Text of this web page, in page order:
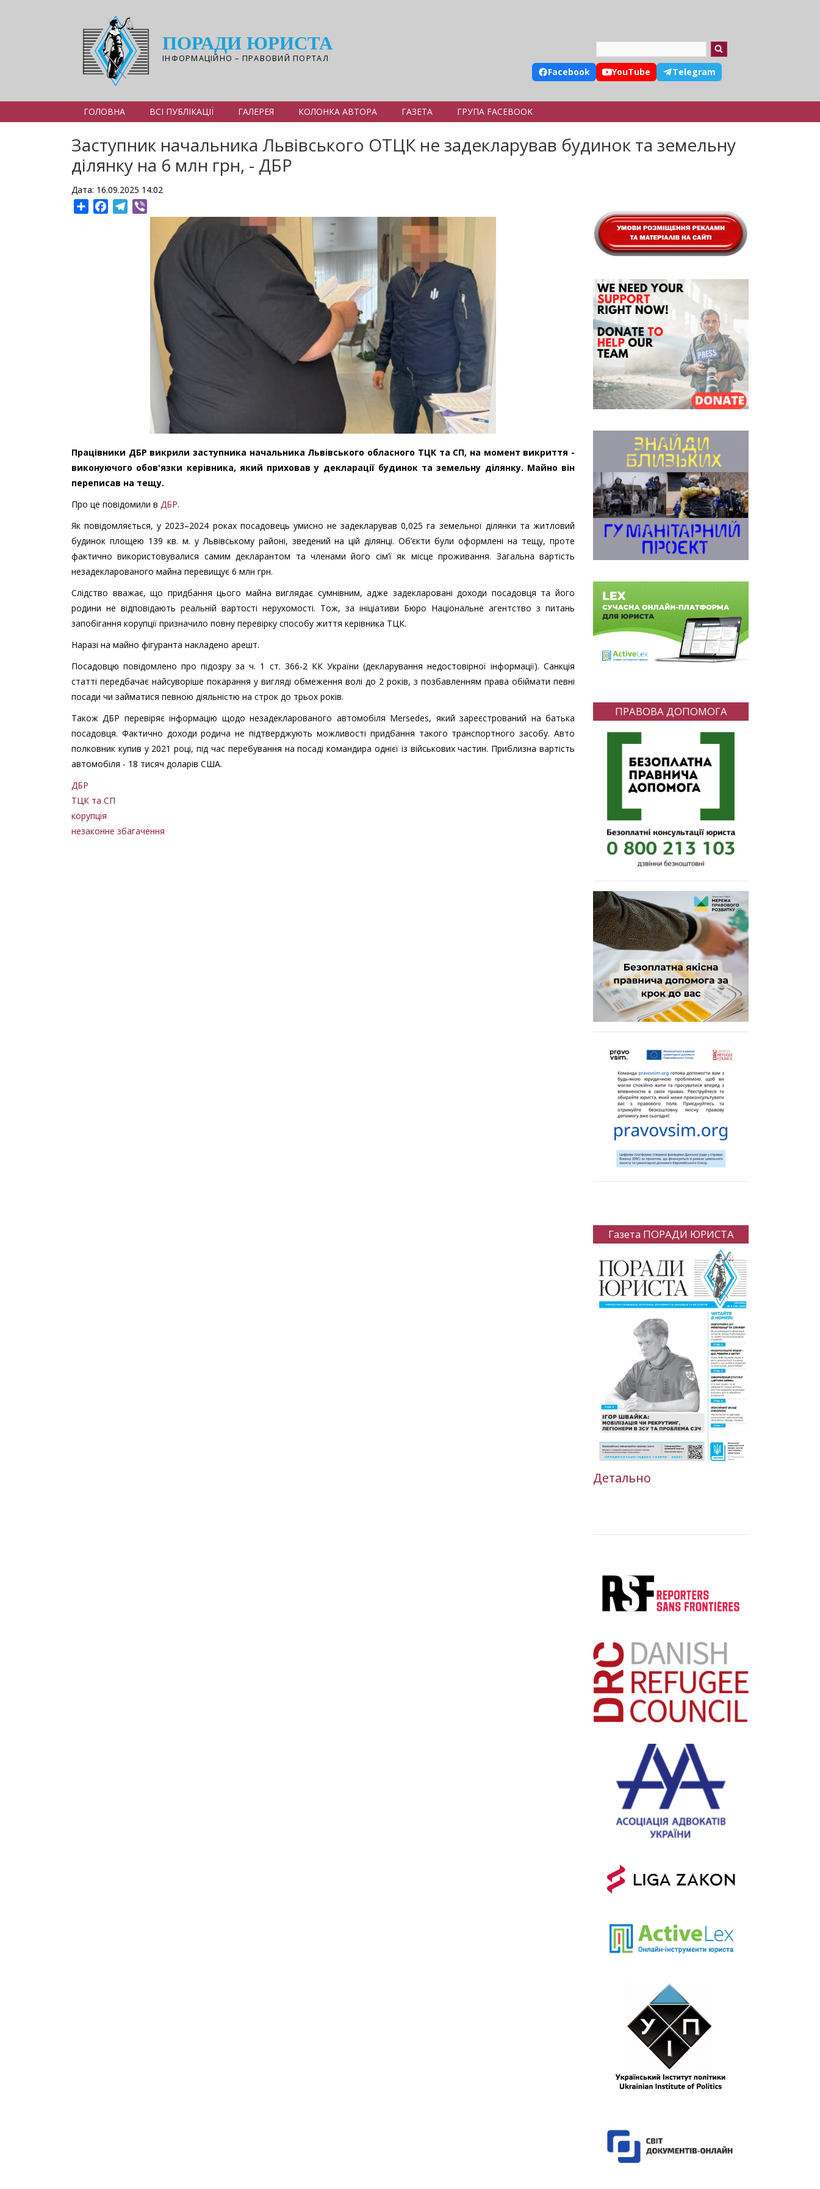
ПОРАДИ ЮРИСТА
ІНФОРМАЦІЙНО – ПРАВОВИЙ ПОРТАЛ
Facebook YouTube Telegram
ГОЛОВНА ВСІ ПУБЛІКАЦІЇ ГАЛЕРЕЯ КОЛОНКА АВТОРА ГАЗЕТА ГРУПА FACEBOOK
Заступник начальника Львівського ОТЦК не задекларував будинок та земельну
ділянку на 6 млн грн, - ДБР
Дата: 16.09.2025 14:02
ShareFacebookTelegram
Працівники ДБР викрили заступника начальника Львівського обласного ТЦК та СП, на момент викриття -
виконуючого обов'язки керівника, який приховав у декларації будинок та земельну ділянку. Майно він
переписав на тещу.
Про це повідомили в ДБР.
Як повідомляється, у 2023–2024 роках посадовець умисно не задекларував 0,025 га земельної ділянки та житловий
будинок площею 139 кв. м. у Львівському районі, зведений на цій ділянці. Об’єкти були оформлені на тещу, проте
фактично використовувалися самим декларантом та членами його сім’ї як місце проживання. Загальна вартість
незадекларованого майна перевищує 6 млн грн.
Слідство вважає, що придбання цього майна виглядає сумнівним, адже задекларовані доходи посадовця та його
родини не відповідають реальній вартості нерухомості. Тож, за ініціативи Бюро Національне агентство з питань
запобігання корупції призначило повну перевірку способу життя керівника ТЦК.
Наразі на майно фігуранта накладено арешт.
Посадовцю повідомлено про підозру за ч. 1 ст. 366-2 КК України (декларування недостовірної інформації). Санкція
статті передбачає найсуворіше покарання у вигляді обмеження волі до 2 років, з позбавленням права обіймати певні
посади чи займатися певною діяльністю на строк до трьох років.
Також ДБР перевіряє інформацію щодо незадекларованого автомобіля Mersedes, який зареєстрований на батька
посадовця. Фактично доходи родича не підтверджують можливості придбання такого транспортного засобу. Авто
полковник купив у 2021 році, під час перебування на посаді командира однієї із військових частин. Приблизна вартість
автомобіля - 18 тисяч доларів США.
ДБР
ТЦК та СП
корупція
незаконне збагачення
ПРАВОВА ДОПОМОГА
Газета ПОРАДИ ЮРИСТА
Детально